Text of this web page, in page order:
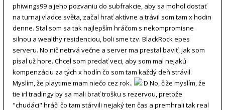
phiwings99 a jeho pozvaniu do subfrakcie, aby sa mohol dostať
na turnaj vladce světa, začal hrať aktívne a trávil som tam x hodin
denne. Stal som sa tak najlepším hráčom s nekompromisne
silnou a wealthy residenciou, boli sme tzv. BlackRock epes
serveru. No nič netrvá večne a server ma prestal baviť, jak som
písal už hore. Chcel som predať veci, aby som mal nejakú
kompenzáciu za tých x hodín čo som tam každý deň strávil.
Myslím, že playtime mam niečo cez rok..
No, čiže myslím, že
tie irl tradingy by sa mali brať trošku s rezervou, pretože
"chudáci" hráči čo tam stárvili nejaký ten čas a premhrali tak real